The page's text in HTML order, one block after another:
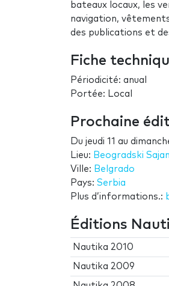
bateaux locaux, les
navigation,
des publications et
Fiche
Périodicité: anual
Portée: Local
Prochaine
Du jeudi 11 au
Lieu: Beogradski
Ville: Belgrado
Pays: Serbia
Plus d’informations.:
Éditions
Nautika 2010
Nautika 2009